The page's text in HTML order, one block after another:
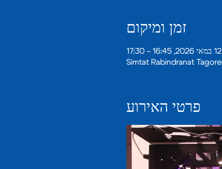
זמן ומיקום
12 במאי 2026, 16:45 – 17:30
פרטי האירוע